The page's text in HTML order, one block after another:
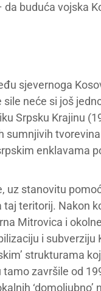
buduća vojska
sjevernoga
sile neće si još
Srpsku Krajinu
sumnjivih
enklavama
uz stanovitu
taj teritorij. Nakon
Mitrovica i
i subverziju
strukturama
završile od
‘domoljubno’